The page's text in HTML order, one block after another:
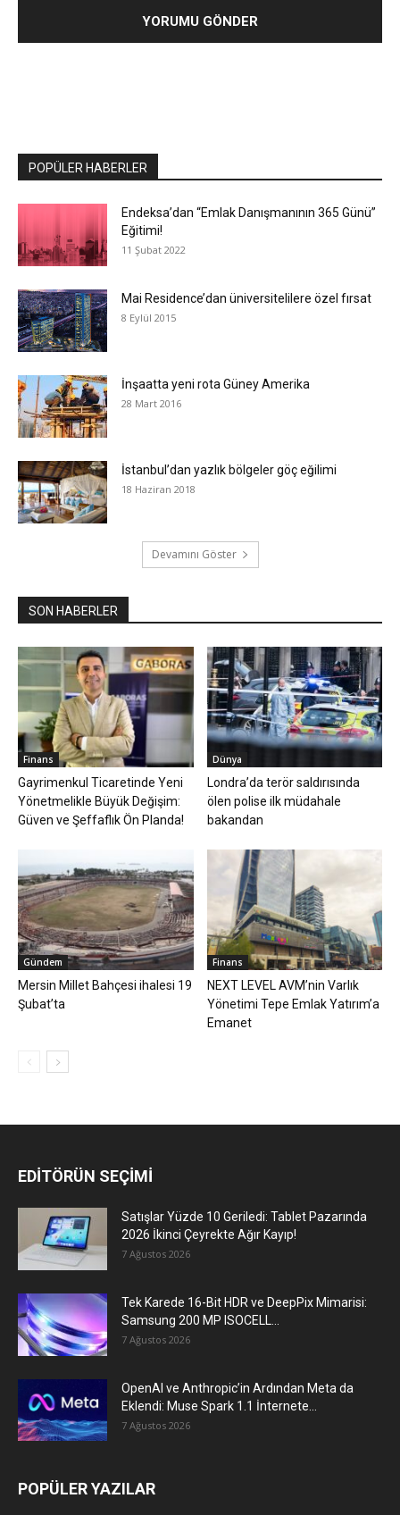
POPÜLER HABERLER
Endeksa’dan “Emlak Danışmanının 365 Günü”
Eğitimi!
11 Şubat 2022
Mai Residence’dan üniversitelilere özel fırsat
8 Eylül 2015
İnşaatta yeni rota Güney Amerika
28 Mart 2016
İstanbul’dan yazlık bölgeler göç eğilimi
18 Haziran 2018
Devamını Göster
SON HABERLER
Finans
Gayrimenkul Ticaretinde Yeni
Yönetmelikle Büyük Değişim:
Güven ve Şeffaflık Ön Planda!
Dünya
Londra’da terör saldırısında
ölen polise ilk müdahale
bakandan
Gündem
Mersin Millet Bahçesi ihalesi 19
Şubat’ta
Finans
NEXT LEVEL AVM’nin Varlık
Yönetimi Tepe Emlak Yatırım’a
Emanet
EDİTÖRÜN SEÇİMİ
Satışlar Yüzde 10 Geriledi: Tablet Pazarında
2026 İkinci Çeyrekte Ağır Kayıp!
7 Ağustos 2026
Tek Karede 16-Bit HDR ve DeepPix Mimarisi:
Samsung 200 MP ISOCELL...
7 Ağustos 2026
OpenAI ve Anthropic’in Ardından Meta da
Eklendi: Muse Spark 1.1 İnternete...
7 Ağustos 2026
POPÜLER YAZILAR